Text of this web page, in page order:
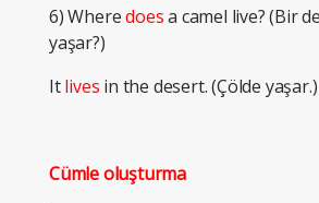
6) Wheredoesa camel live? (Bir
yaşar?)
Itlives in the desert. (Çölde yaşar.)
Cümle oluşturma